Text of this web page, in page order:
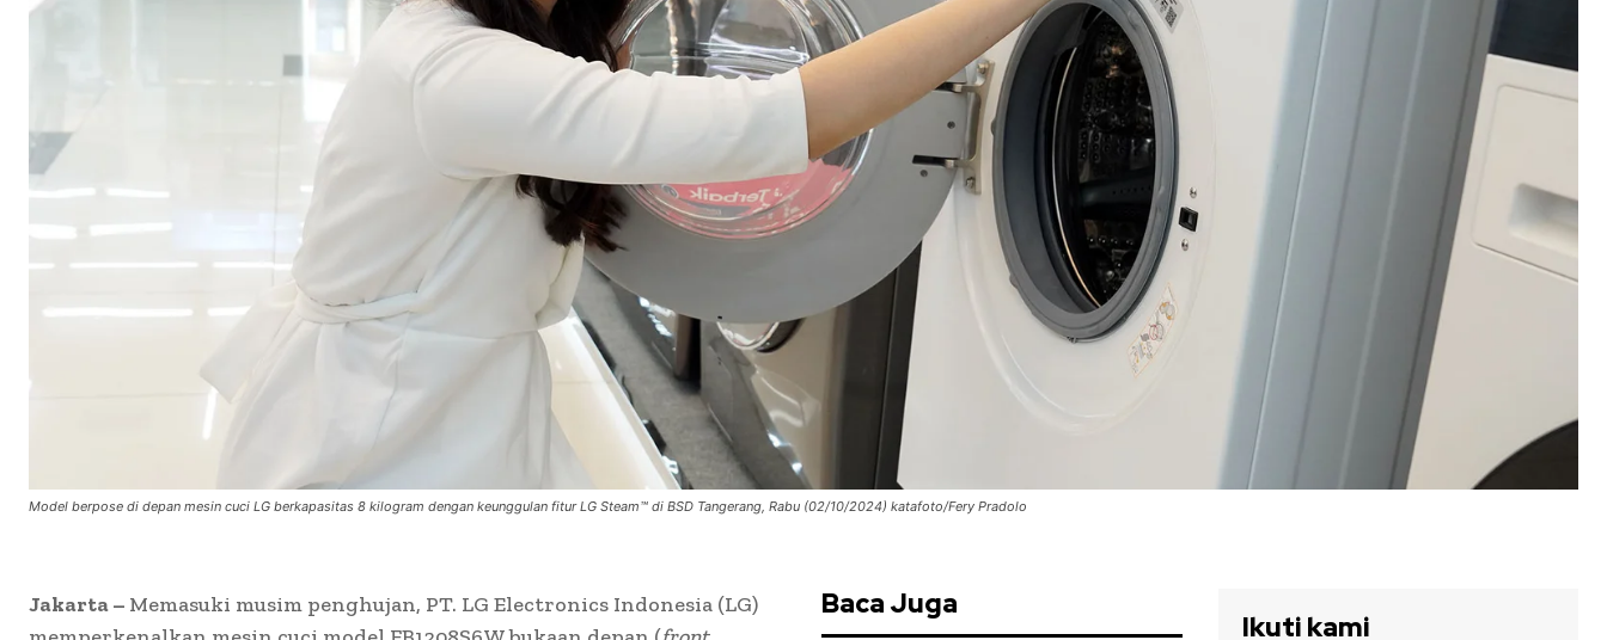
Model berpose di depan mesin cuci LG berkapasitas 8 kilogram dengan keunggulan fitur LG Steam™ di BSD Tangerang, Rabu (02/10/2024) katafoto/Fery Pradolo
Jakarta – Memasuki musim penghujan, PT. LG Electronics Indonesia (LG)
Baca Juga
Ikuti kami